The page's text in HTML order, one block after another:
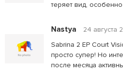
теряет вид,
Nastya
24 августа
Sabrina 2 EP Court
просто супер! Но
после месяца